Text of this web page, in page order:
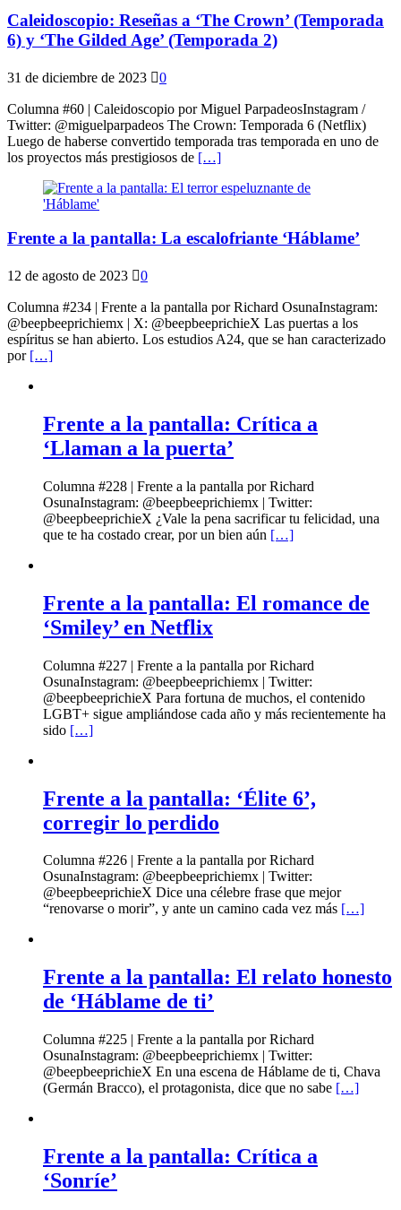
Caleidoscopio: Reseñas a ‘The Crown’ (Temporada
6) y ‘The Gilded Age’ (Temporada 2)
31 de diciembre de 2023 0
Columna #60 | Caleidoscopio por Miguel ParpadeosInstagram /
Twitter: @miguelparpadeos The Crown: Temporada 6 (Netflix)
Luego de haberse convertido temporada tras temporada en uno de
los proyectos más prestigiosos de […]
Frente a la pantalla: La escalofriante ‘Háblame’
12 de agosto de 2023 0
Columna #234 | Frente a la pantalla por Richard OsunaInstagram:
@beepbeeprichiemx | X: @beepbeeprichieX Las puertas a los
espíritus se han abierto. Los estudios A24, que se han caracterizado
por […]
Frente a la pantalla: Crítica a
‘Llaman a la puerta’
Columna #228 | Frente a la pantalla por Richard
OsunaInstagram: @beepbeeprichiemx | Twitter:
@beepbeeprichieX ¿Vale la pena sacrificar tu felicidad, una
que te ha costado crear, por un bien aún […]
Frente a la pantalla: El romance de
‘Smiley’ en Netflix
Columna #227 | Frente a la pantalla por Richard
OsunaInstagram: @beepbeeprichiemx | Twitter:
@beepbeeprichieX Para fortuna de muchos, el contenido
LGBT+ sigue ampliándose cada año y más recientemente ha
sido […]
Frente a la pantalla: ‘Élite 6’,
corregir lo perdido
Columna #226 | Frente a la pantalla por Richard
OsunaInstagram: @beepbeeprichiemx | Twitter:
@beepbeeprichieX Dice una célebre frase que mejor
“renovarse o morir”, y ante un camino cada vez más […]
Frente a la pantalla: El relato honesto
de ‘Háblame de ti’
Columna #225 | Frente a la pantalla por Richard
OsunaInstagram: @beepbeeprichiemx | Twitter:
@beepbeeprichieX En una escena de Háblame de ti, Chava
(Germán Bracco), el protagonista, dice que no sabe […]
Frente a la pantalla: Crítica a
‘Sonríe’